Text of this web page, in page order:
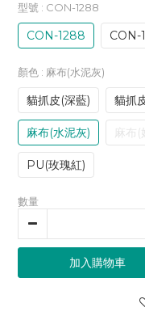
型號 : CON-1288
CON-1288 CON-
顏色 : 麻布(水泥灰)
貓抓皮(深藍) 貓抓
麻布(水泥灰) 麻布(
PU(玫瑰紅)
數量
加入購物車